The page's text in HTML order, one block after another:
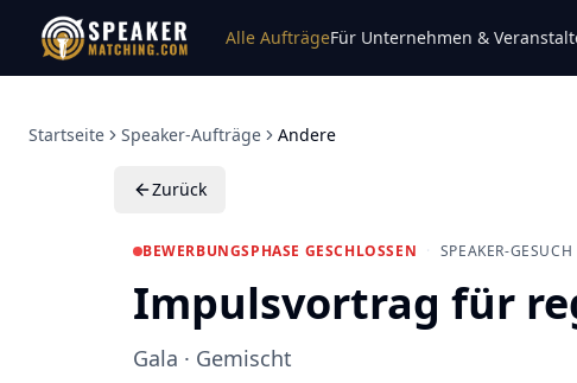
Alle AufträgeFür Unternehmen &
Startseite Speaker-Aufträge Andere
Zurück
BEWERBUNGSPHASE GESCHLOSSEN · SPEAKER-
Impulsvortrag für
Gala · Gemischt